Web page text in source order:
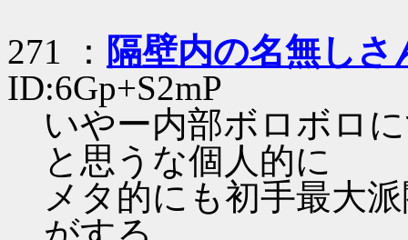
271 ： 隔壁内の名無しさ
ID:6Gp+S2mP
いやー内部ボロボロ
と思うな個人的に
メタ的にも初手最大